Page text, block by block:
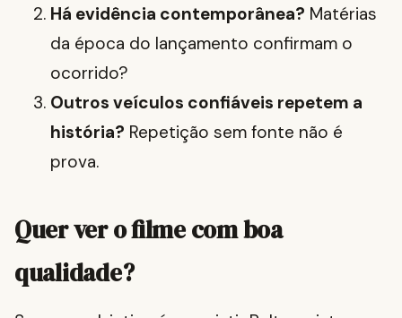
Há evidência contemporânea? Matérias
da época do lançamento confirmam o
ocorrido?
Outros veículos confiáveis repetem a
história? Repetição sem fonte não é
prova.
Quer ver o filme com boa
qualidade?